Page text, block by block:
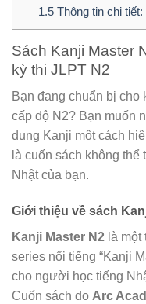
1.5Thông tin chi tiết:
Sách Kanji Master
kỳ thi JLPT N2
Bạn đang chuẩn bị cho
cấp độ N2? Bạn muốn
dụng Kanji một cách
là cuốn sách không thể
Nhật của bạn.
Giới thiệu về sách
Kanji Master N2 là
series nổi tiếng “Kanji
cho người học tiếng
Cuốn sách do Arc